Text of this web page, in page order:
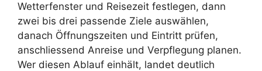
Wetterfenster und Reisezeit festlegen, dann
zwei bis drei passende Ziele auswählen,
danach Öffnungszeiten und Eintritt prüfen,
anschliessend Anreise und Verpflegung planen.
Wer diesen Ablauf einhält, landet deutlich